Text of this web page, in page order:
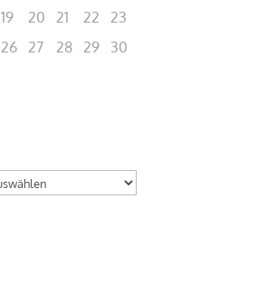
19 20 21 22
23
26 27 28 29
30